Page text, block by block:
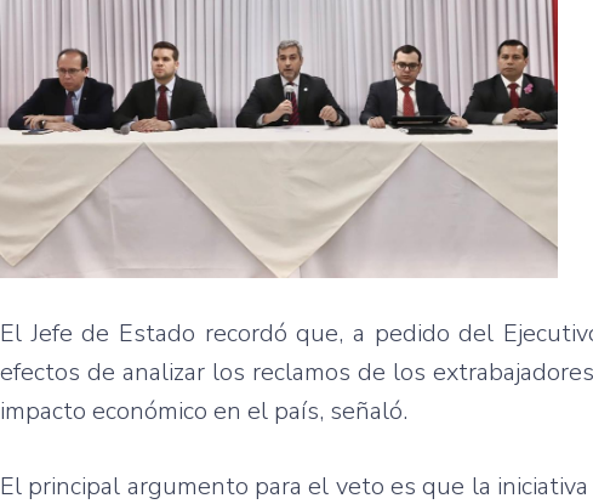
El Jefe de Estado recordó que, a pedido del
efectos de analizar los reclamos de los
impacto económico en el país, señaló.
El principal argumento para el veto es que la